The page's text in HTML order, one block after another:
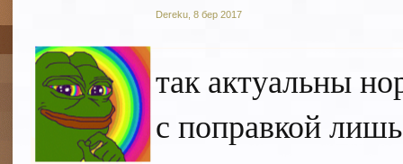
Dereku ,8 бер 2017
так актуальны
с поправкой